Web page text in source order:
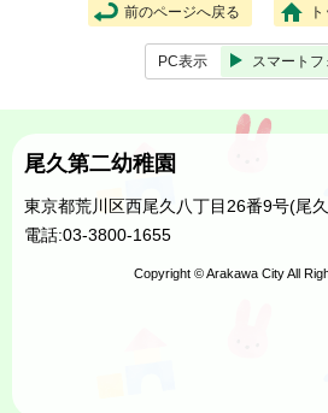
前のページへ戻る
PC表示 スマート
尾久第二幼稚園
東京都荒川区西尾久八丁目26番9号(尾
電話:03-3800-1655
Copyright © Arakawa City All